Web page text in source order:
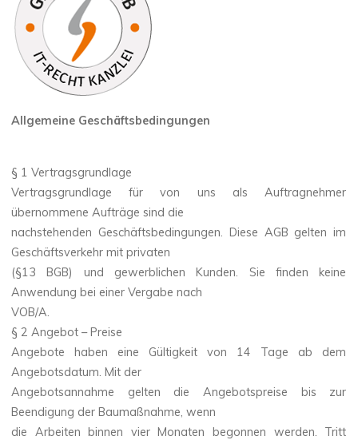
Allgemeine Geschäftsbedingungen
§ 1 Vertragsgrundlage
Vertragsgrundlage für von uns als Auftragnehmer
übernommene Aufträge sind die
nachstehenden Geschäftsbedingungen. Diese AGB gelten im
Geschäftsverkehr mit privaten
(§13 BGB) und gewerblichen Kunden. Sie finden keine
Anwendung bei einer Vergabe nach
VOB/A.
§ 2 Angebot – Preise
Angebote haben eine Gültigkeit von 14 Tage ab dem
Angebotsdatum. Mit der
Angebotsannahme gelten die Angebotspreise bis zur
Beendigung der Baumaßnahme, wenn
die Arbeiten binnen vier Monaten begonnen werden. Tritt